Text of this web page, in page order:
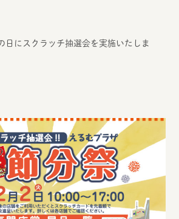
日にスクラッチ抽選会を実施いたしま